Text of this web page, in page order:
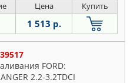
Цена Купить
1 513 р.
FORD:
2.2-3.2TDCI